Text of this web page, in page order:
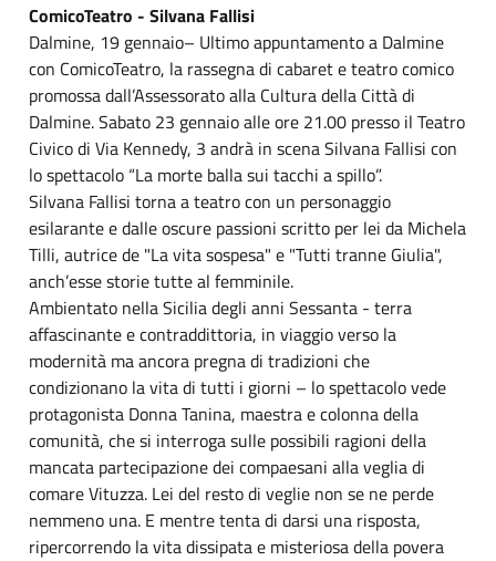
ComicoTeatro - Silvana Fallisi
Dalmine, 19 gennaio– Ultimo appuntamento a Dalmine
con ComicoTeatro, la rassegna di cabaret e teatro comico
promossa dall’Assessorato alla Cultura della Città di
Dalmine. Sabato 23 gennaio alle ore 21.00 presso il Teatro
Civico di Via Kennedy, 3 andrà in scena Silvana Fallisi con
lo spettacolo “La morte balla sui tacchi a spillo”.
Silvana Fallisi torna a teatro con un personaggio
esilarante e dalle oscure passioni scritto per lei da Michela
Tilli, autrice de "La vita sospesa" e "Tutti tranne Giulia",
anch’esse storie tutte al femminile.
Ambientato nella Sicilia degli anni Sessanta - terra
affascinante e contraddittoria, in viaggio verso la
modernità ma ancora pregna di tradizioni che
condizionano la vita di tutti i giorni – lo spettacolo vede
protagonista Donna Tanina, maestra e colonna della
comunità, che si interroga sulle possibili ragioni della
mancata partecipazione dei compaesani alla veglia di
comare Vituzza. Lei del resto di veglie non se ne perde
nemmeno una. E mentre tenta di darsi una risposta,
ripercorrendo la vita dissipata e misteriosa della povera